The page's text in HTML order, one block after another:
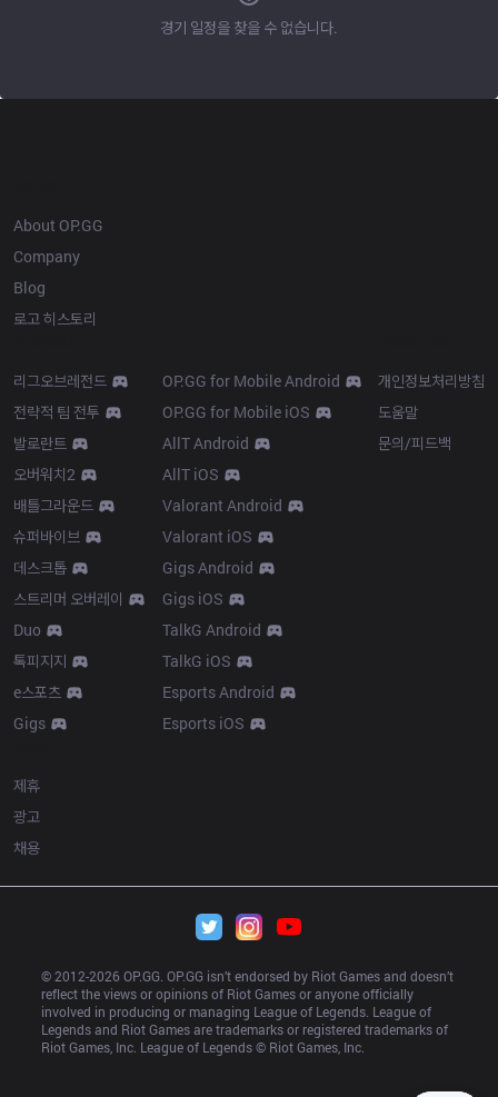
경기 일정을 찾을 수 없습니다.
About OP.GG
Company
Blog
로고 히스토리
리그오브레전드
전략적 팀 전투
발로란트
오버워치2
배틀그라운드
슈퍼바이브
데스크톱
스트리머 오버레이
Duo
톡피지지
e스포츠
Gigs
OP.GG for Mobile Android
OP.GG for Mobile iOS
AllT Android
AllT iOS
Valorant Android
Valorant iOS
Gigs Android
Gigs iOS
TalkG Android
TalkG iOS
Esports Android
Esports iOS
개인정보처리방침
도움말
문의/피드백
제휴
광고
채용
© 2012-2026 OP.GG. OP.GG isn’t endorsed by Riot Games and doesn’t
reflect the views or opinions of Riot Games or anyone officially
involved in producing or managing League of Legends. League of
Legends and Riot Games are trademarks or registered trademarks of
Riot Games, Inc. League of Legends © Riot Games, Inc.